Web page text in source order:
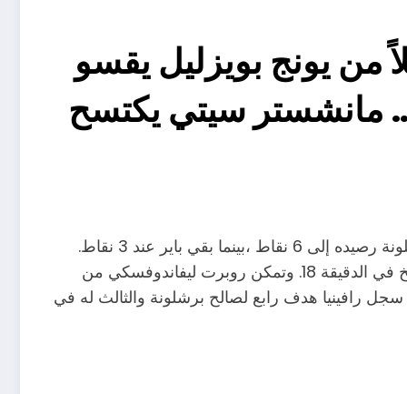
من يونج بويزليل يقسو
… مانشستر سيتي يكتسح
حقق فريق برشلونة فوزاً كبيراً على حساب نظيره باير ميونيخ 4-1 في الجولة الثالثة من دوري أبطال أوروبا، ليرفع برشلونة رصيده إلى 6 نقاط ،بينما بقي باير عند 3 نقاط.
وسجل رافينيا هدف برشلونة الأول بعد أقل من دقيقة على انطلاقة المباراة، في حين سجل هاري كين هدف بايرن ميونخ في الدقيقة 18. وتمكن روبرت ليفاندوفسكي من
تسجيل الهدف الثاني في الدقيقة 35، في حين عاد رافينيا وسجل هدف ثالث للبرسا في الدقيقة 45+1 وفي الدقيقة 55 سجل رافينيا هدف رابع لصالح برشلونة والثالث له في